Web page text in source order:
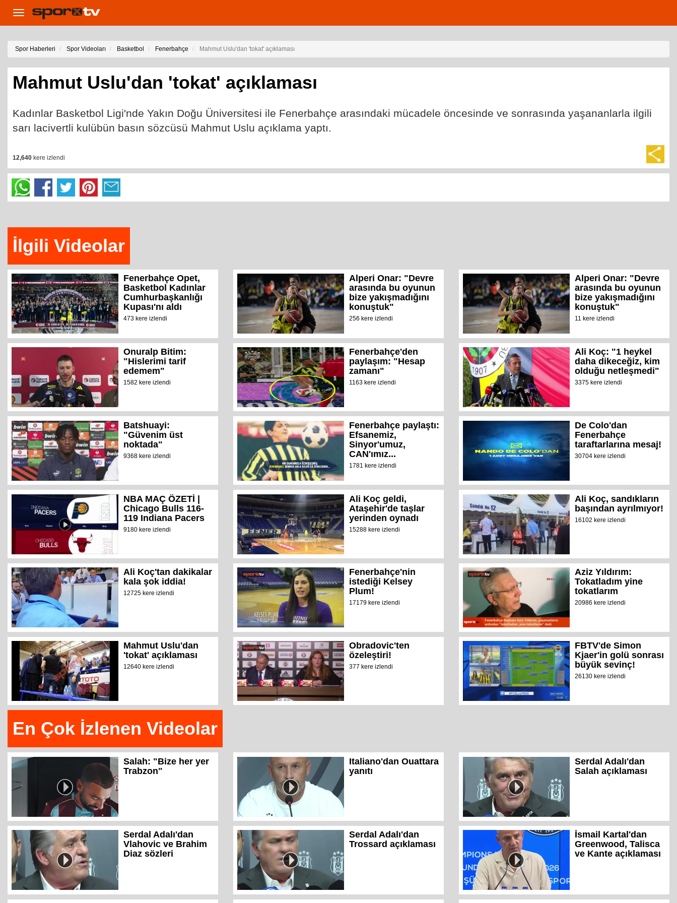
Toggle
navigation
Spor Haberleri Spor Videoları Basketbol Fenerbahçe Mahmut Uslu'dan 'tokat' açıklaması
Mahmut Uslu'dan 'tokat' açıklaması
Kadınlar Basketbol Ligi'nde Yakın Doğu Üniversitesi ile Fenerbahçe arasındaki mücadele öncesinde ve sonrasında yaşananlarla ilgili
sarı lacivertli kulübün basın sözcüsü Mahmut Uslu açıklama yaptı.
12,640 kere izlendi
İlgili Videolar
Fenerbahçe Opet,
Basketbol Kadınlar
Cumhurbaşkanlığı
Kupası'nı aldı
473 kere izlendi
Alperi Onar: "Devre
arasında bu oyunun
bize yakışmadığını
konuştuk"
256 kere izlendi
Alperi Onar: "Devre
arasında bu oyunun
bize yakışmadığını
konuştuk"
11 kere izlendi
Onuralp Bitim:
"Hislerimi tarif
edemem"
1582 kere izlendi
Fenerbahçe'den
paylaşım: "Hesap
zamanı"
1163 kere izlendi
Ali Koç: "1 heykel
daha dikeceğiz, kim
olduğu netleşmedi"
3375 kere izlendi
Batshuayi:
"Güvenim üst
noktada"
9368 kere izlendi
Fenerbahçe paylaştı:
Efsanemiz,
Sinyor'umuz,
CAN'ımız...
1781 kere izlendi
De Colo'dan
Fenerbahçe
taraftarlarına mesaj!
30704 kere izlendi
NBA MAÇ ÖZETİ |
Chicago Bulls 116-
119 Indiana Pacers
9180 kere izlendi
Ali Koç geldi,
Ataşehir'de taşlar
yerinden oynadı
15288 kere izlendi
Ali Koç, sandıkların
başından ayrılmıyor!
16102 kere izlendi
Ali Koç'tan dakikalar
kala şok iddia!
12725 kere izlendi
Fenerbahçe'nin
istediği Kelsey
Plum!
17179 kere izlendi
Aziz Yıldırım:
Tokatladım yine
tokatlarım
20986 kere izlendi
Mahmut Uslu'dan
'tokat' açıklaması
12640 kere izlendi
Obradovic'ten
özeleştiri!
377 kere izlendi
FBTV'de Simon
Kjaer'in golü sonrası
büyük sevinç!
26130 kere izlendi
En Çok İzlenen Videolar
Salah: "Bize her yer
Trabzon"
Italiano'dan Ouattara
yanıtı
Serdal Adalı'dan
Salah açıklaması
Serdal Adalı'dan
Vlahovic ve Brahim
Diaz sözleri
Serdal Adalı'dan
Trossard açıklaması
İsmail Kartal'dan
Greenwood, Talisca
ve Kante açıklaması